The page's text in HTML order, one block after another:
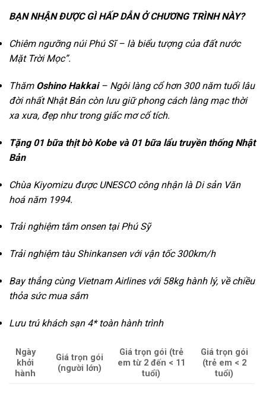
BẠN NHẬN ĐƯỢC GÌ HẤP DẪN Ở CHƯƠNG TRÌNH NÀY?
Chiêm ngưỡng núi Phú Sĩ – là biểu tượng của đất nước
Mặt Trời Mọc”.
Thăm Oshino Hakkai– Ngôi làng cổ hơn 300 năm tuổi lâu
đời nhất Nhật Bản còn lưu giữ phong cách làng mạc thời
xa xưa, đẹp như trong giấc mơ cổ tích.
Tặng 01 bữa thịt bò Kobe và 01 bữa lẩu truyền thống Nhật
Bản
Chùa Kiyomizu được UNESCO công nhận là Di sản Văn
hoá năm 1994.
Trải nghiệm tắm onsen tại Phú Sỹ
Trải nghiệm tàu Shinkansen với vận tốc 300km/h
Bay thẳng cùng Vietnam Airlines với 58kg hành lý, về chiều
thỏa sức mua sắm
Lưu trú khách sạn 4* toàn hành trình
Ngày
khởi
hành
Giá trọn gói
(người lớn)
Giá trọn gói (trẻ
em từ 2 đến < 11
tuổi)
Giá trọn gói
(trẻ em < 2
tuổi)